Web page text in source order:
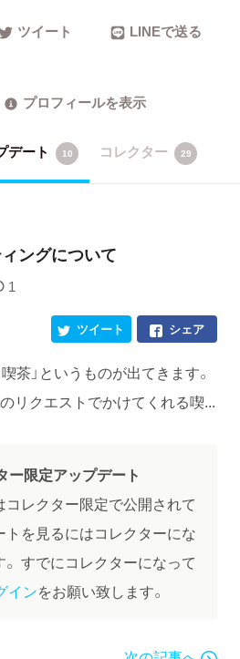
ツイート LINEで送る
プロフィールを表示
デート 10 コレクター 29
ングについて
1
シェア
ツイート
茶」というものが出てきます。
リクエストでかけてくれる喫...
ー限定アップデート
コレクター限定で公開されて
トを見るにはコレクターにな
すでにコレクターになって
インをお願い致します。